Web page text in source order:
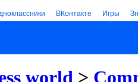
ВКонтакте Игры
world >